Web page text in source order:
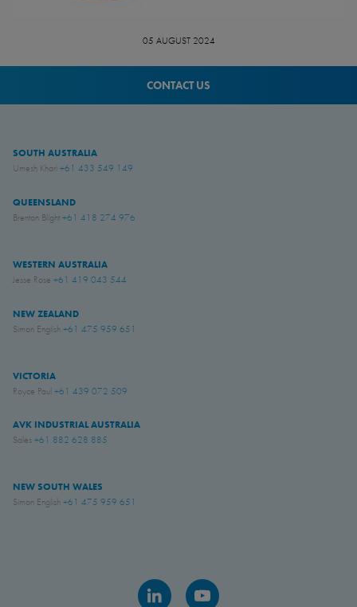
05 AUGUST 2024
CONTACT US
SOUTH AUSTRALIA
Umesh Khari +61 433 549 149
QUEENSLAND
Brenton Blight+61 418 274 976
WESTERN AUSTRALIA
Jesse Rose +61 419 043 544
NEW ZEALAND
Simon English +61 475 959 651
VICTORIA
Royce Paul +61 439 072 509
AVK INDUSTRIAL AUSTRALIA
Sales+61 882 628 885
NEW SOUTH WALES
Simon English +61 475 959 651